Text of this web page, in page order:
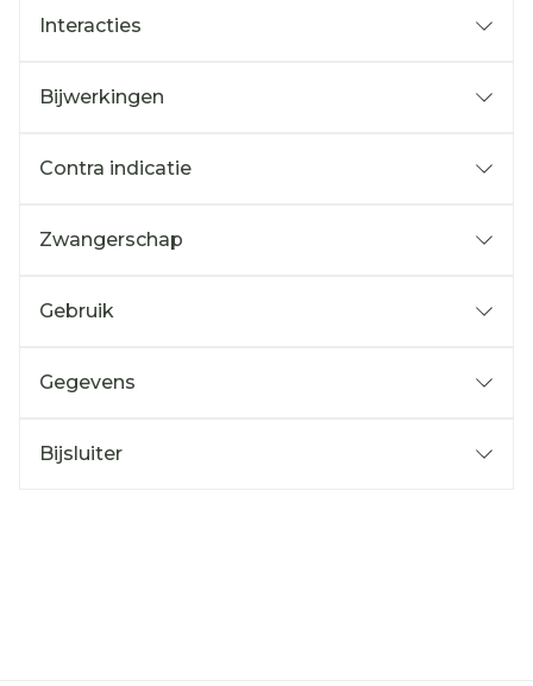
Interacties
Bijwerkingen
Contra indicatie
Zwangerschap
Gebruik
Gegevens
Bijsluiter